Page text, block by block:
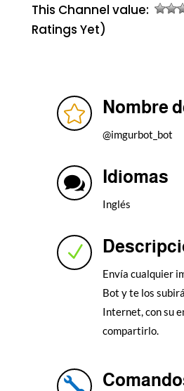
This Channel value:
Ratings Yet)
 Nombre
@imgurbot_bot
 Idiomas
Inglés
N
Envía cualquier
Bot y te los
Internet, con su
compartirlo.
